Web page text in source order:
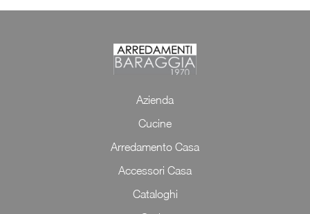
Azienda
Cucine
Arredamento Casa
Accessori Casa
Cataloghi